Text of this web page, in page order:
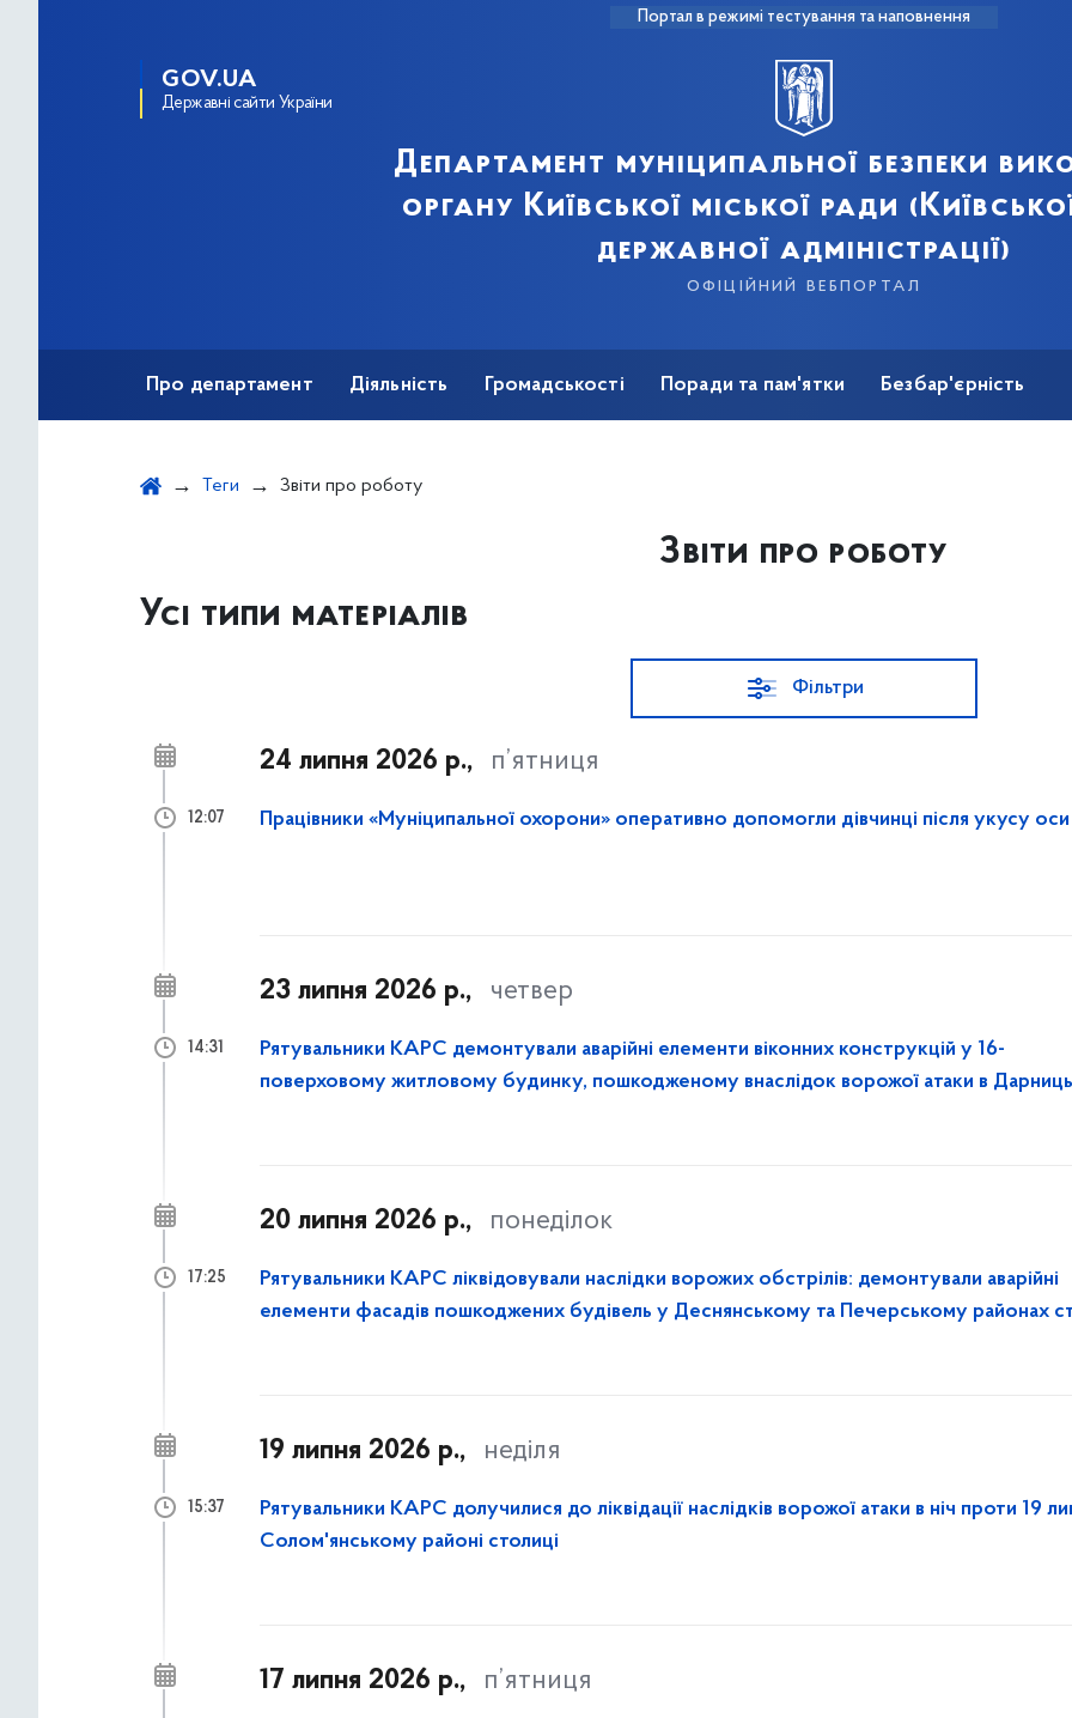
Портал в режимі тестування та наповнення
GOV.UA
Державні сайти України
Департамент муніципальної безпеки
органу Київської міської ради
державної адміністрації)
офіційний вебпортал
Про департамент Діяльність Громадськості Поради та пам'ятки Безбар'єрність
Теги Звіти про роботу
Звіти про роботу
Усі типи матеріалів
Фільтри
24 липня 2026 р., п’ятниця
Працівники «Муніципальної охорони» оперативно допомогли дівчинці після укусу оси
12:07
23 липня 2026 р., четвер
Рятувальники КАРС демонтували аварійні елементи віконних конструкцій у 16-
поверховому житловому будинку, пошкодженому внаслідок ворожої атаки в
14:31
20 липня 2026 р., понеділок
Рятувальники КАРС ліквідовували наслідки ворожих обстрілів: демонтували аварійні
елементи фасадів пошкоджених будівель у Деснянському та Печерському районах
17:25
19 липня 2026 р., неділя
Рятувальники КАРС долучилися до ліквідації наслідків ворожої атаки в ніч проти 19
Солом'янському районі столиці
15:37
17 липня 2026 р., п’ятниця